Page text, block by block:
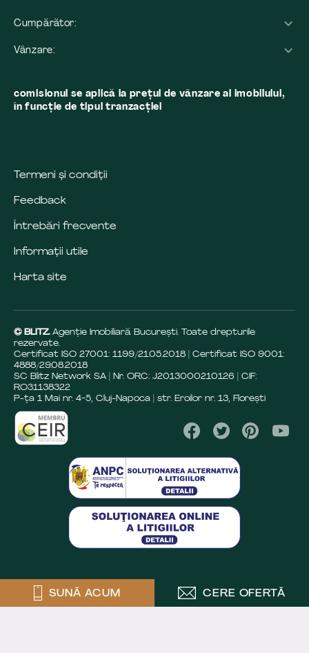
SUNĂ ACUM CERE OFERTĂ
Cumpărător:
Vânzare:
comisionul se aplică la preţul de vânzare al imobilului,
în funcţie de tipul tranzacţiei
Termeni și condiții
Feedback
Întrebări frecvente
Informații utile
Harta site
© BLITZ. Agenție Imobiliară Bucureşti. Toate drepturile
rezervate.
Certificat ISO 27001: 1199/21.05.2018 | Certificat ISO 9001:
4888/29.08.2018
SC Blitz Network SA | Nr. ORC: J2013000210126 | CIF:
RO31138322
P-ța 1 Mai nr. 4-5, Cluj-Napoca | str. Eroilor nr. 13, Florești